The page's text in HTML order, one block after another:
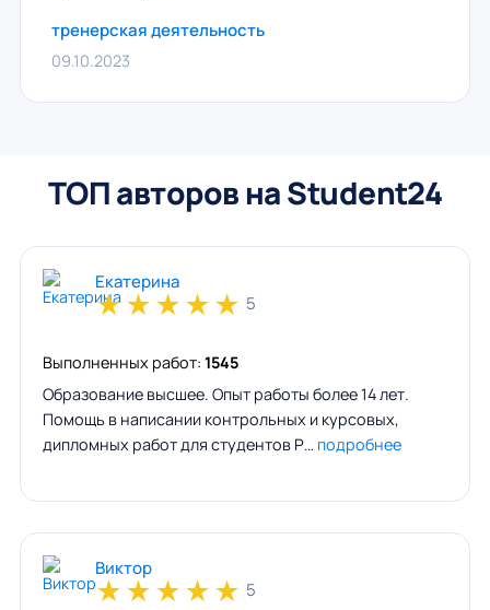
тренерская деятельность
09.10.2023
ТОП авторов на Student24
Екатерина
★★★★★ 5
Выполненных работ: 1545
Образование высшее. Опыт работы более 14 лет.
Помощь в написании контрольных и курсовых,
дипломных работ для студентов Р… подробнее
Виктор
★★★★★ 5